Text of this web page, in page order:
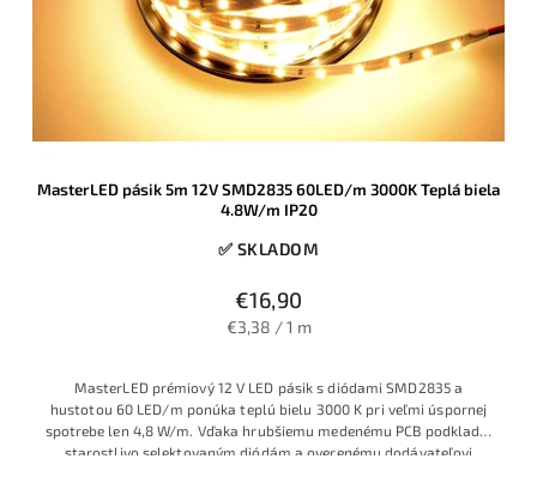
MasterLED pásik 5m 12V SMD2835 60LED/m 3000K Teplá biela
4.8W/m IP20
✅ SKLADOM
€16,90
€3,38 / 1 m
MasterLED prémiový 12 V LED pásik s diódami SMD2835 a
hustotou 60 LED/m ponúka teplú bielu 3000 K pri veľmi úspornej
spotrebe len 4,8 W/m. Vďaka hrubšiemu medenému PCB podkladu,
starostlivo selektovaným diódám a overenému dodávateľovi